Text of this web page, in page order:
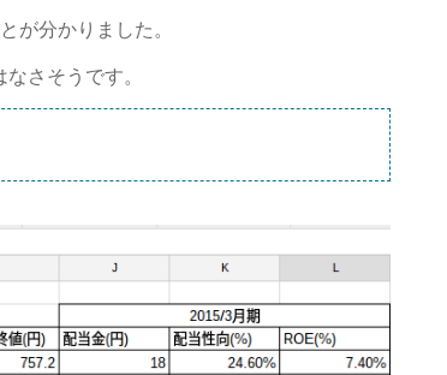
が分かりました。
さそうです。